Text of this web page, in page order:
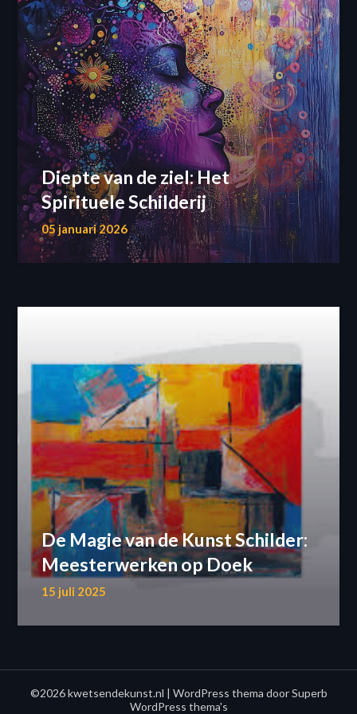
Diepte van de ziel: Het
Spirituele Schilderij
05 januari 2026
De Magie van de Kunst Schilder:
Meesterwerken op Doek
15 juli 2025
©2026 kwetsendekunst.nl | WordPress thema doorSuperb
WordPress thema's